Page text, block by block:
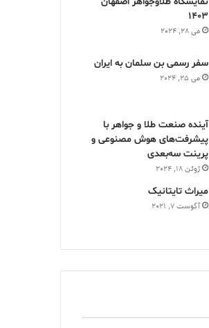
1403
می 28, 2024
سفر رسمی بن سلمان به ایران
می 25, 2024
آینده صنعت طلا و جواهر با
پیشرفت‌های هوش مصنوعی و
پرینت سه‌بعدی
ژوئن 18, 2024
ميراث تايتانيک
آگوست 7, 2021